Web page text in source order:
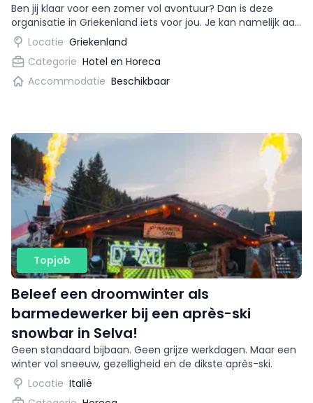
Ben jij klaar voor een zomer vol avontuur? Dan is deze
organisatie in Griekenland iets voor jou. Je kan namelijk aan
de slag als bartender op prachtige
vakantiebestemmingen!
Locatie Griekenland
Categorie Hotel en Horeca
Accommodatie Beschikbaar
Topjob
Beleef een droomwinter als
barmedewerker bij een après-ski
snowbar in Selva!
Geen standaard bijbaan. Geen grijze werkdagen. Maar een
winter vol sneeuw, gezelligheid en de dikste après-ski.
Locatie Italië